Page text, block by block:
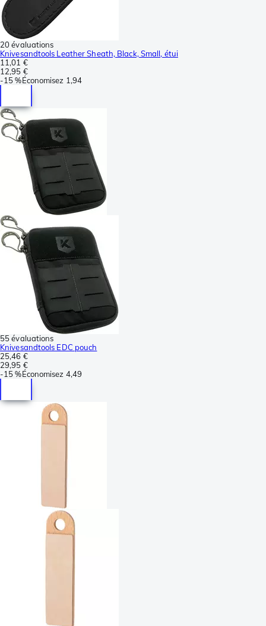
20 évaluations
Knivesandtools Leather Sheath, Black, Small, étui
11,01 €
12,95 €
-15 %Économisez 1,94
55 évaluations
Knivesandtools EDC pouch
25,46 €
29,95 €
-15 %Économisez 4,49